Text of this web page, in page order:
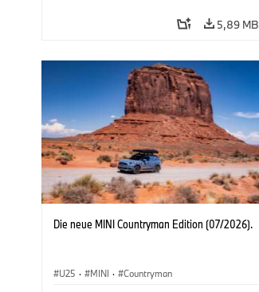
5,89 MB
Die neue MINI Countryman Edition (07/2026).
U25 · MINI · Countryman